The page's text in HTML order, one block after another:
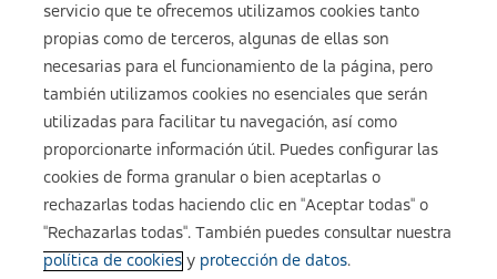
Sobre ASISA
Política de cookies
Configuración de cookies
servicio que te ofrecemos utilizamos cookies tanto
propias como de terceros, algunas de ellas son
necesarias para el funcionamiento de la página, pero
también utilizamos cookies no esenciales que serán
utilizadas para facilitar tu navegación, así como
proporcionarte información útil. Puedes configurar las
cookies de forma granular o bien aceptarlas o
rechazarlas todas haciendo clic en "Aceptar todas" o
"Rechazarlas todas". También puedes consultar nuestra
política de cookiesy protección de datos.